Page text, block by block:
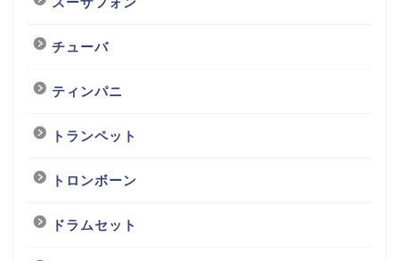
チューバ
ティンパニ
トランペット
トロンボーン
ドラムセット